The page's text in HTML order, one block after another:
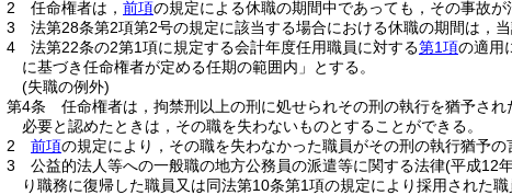
2
任命権者は， 前項の規定による休職の期間中であっても，その事故
3
法第28条第2項第2号の規定に該当する場合における休職の期間は，
4
法第22条の2第1項に規定する会計年度任用職員に対する第1項の適用
に基づき任命権者が定める任期の範囲内」とする。
(失職の例外)
第4条
任命権者は，拘禁刑以上の刑に処せられその刑の執行を猶予さ
必要と認めたときは，その職を失わないものとすることができる。
2
前項の規定により，その職を失わなかった職員がその刑の執行猶予
3
公益的法人等への一般職の地方公務員の派遣等に関する法律(平成12
り職務に復帰した職員又は同法第10条第1項の規定により採用された